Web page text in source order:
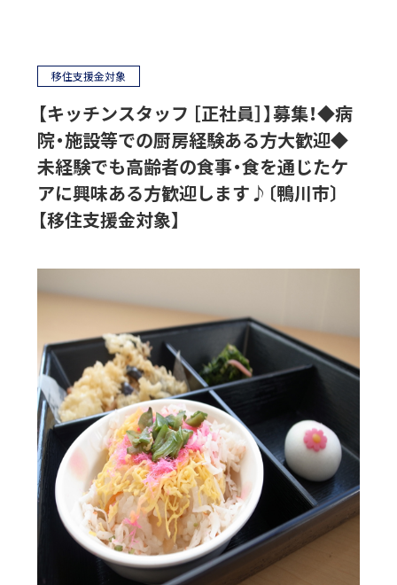
移住支援金対象
【キッチンスタッフ ［正社員］】募集！◆病
院・施設等での厨房経験ある方大歓迎◆
未経験でも高齢者の食事・食を通じたケ
アに興味ある方歓迎します♪〔鴨川市〕
【移住支援金対象】